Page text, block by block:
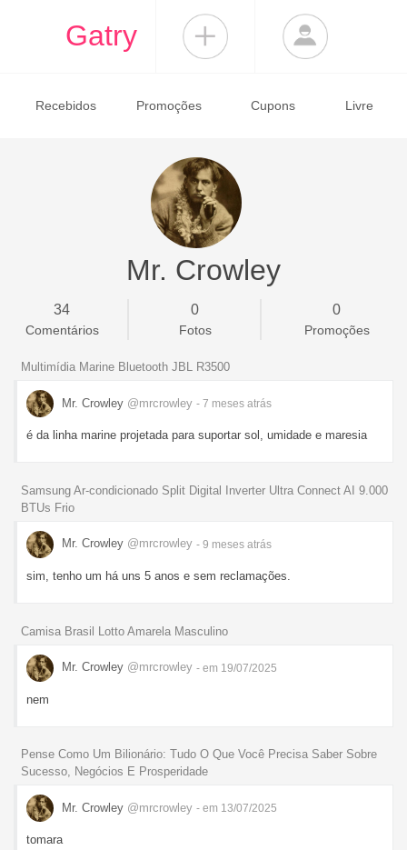
Gatry
Recebidos Promoções Cupons Livre
Mr. Crowley
34
Comentários
0
Fotos
0
Promoções
Multimídia Marine Bluetooth JBL R3500
Mr. Crowley @mrcrowley - 7 meses atrás
é da linha marine projetada para suportar sol, umidade e maresia
Samsung Ar-condicionado Split Digital Inverter Ultra Connect AI 9.000
BTUs Frio
Mr. Crowley @mrcrowley - 9 meses atrás
sim, tenho um há uns 5 anos e sem reclamações.
Camisa Brasil Lotto Amarela Masculino
Mr. Crowley @mrcrowley - em 19/07/2025
nem
Pense Como Um Bilionário: Tudo O Que Você Precisa Saber Sobre
Sucesso, Negócios E Prosperidade
Mr. Crowley @mrcrowley - em 13/07/2025
tomara